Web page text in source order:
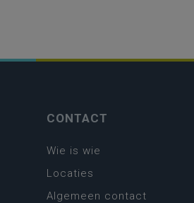
CONTACT
Wie is wie
Locaties
Algemeen contact